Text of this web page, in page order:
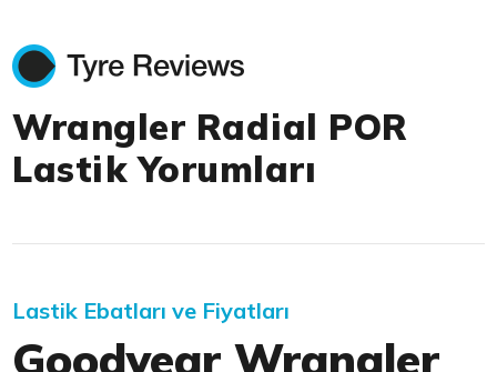
Wrangler Radial POR
Lastik Yorumları
Lastik Ebatları ve Fiyatları
Goodyear Wrangler